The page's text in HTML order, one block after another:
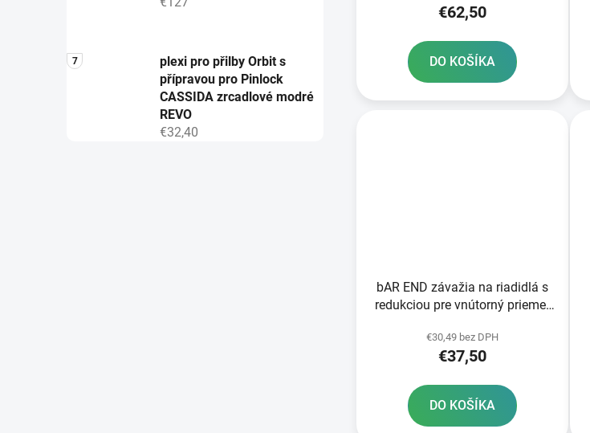
plexi pro přilby Orbit s
přípravou pro Pinlock
CASSIDA zrcadlové modré
REVO
€32,40
€62,50
DO KOŠÍKA
bAR END závažia na riadidlá s
redukciou pre vnútorný priemer
mm OXFORD čierny pár
€30,49 bez DPH
€37,50
DO KOŠÍKA